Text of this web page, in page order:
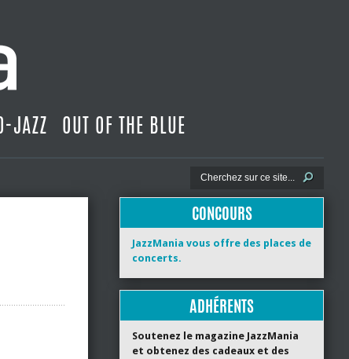
JAZZ OUT OF THE BLUE
CONCOURS
JazzMania vous offre des places de
concerts.
ADHÉRENTS
Soutenez le magazine JazzMania
et obtenez des cadeaux et des